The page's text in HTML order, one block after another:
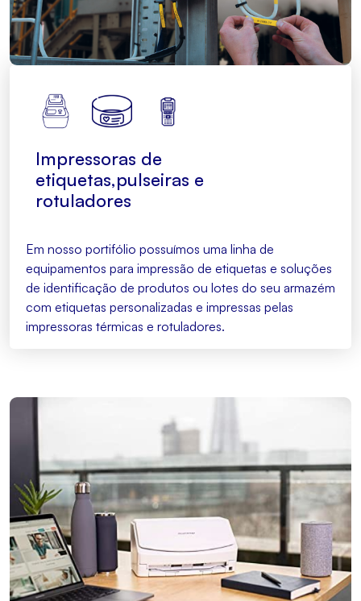
Impressoras de
etiquetas,pulseiras e
rotuladores
Em nosso portifólio possuímos uma linha de
equipamentos para impressão de etiquetas e soluções
de identificação de produtos ou lotes do seu armazém
com etiquetas personalizadas e impressas pelas
impressoras térmicas e rotuladores.